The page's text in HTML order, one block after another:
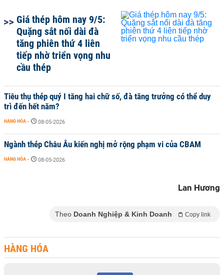
Giá thép hôm nay 9/5:
Quặng sắt nối dài đà
tăng phiên thứ 4 liên
tiếp nhờ triển vọng nhu
cầu thép
Tiêu thụ thép quý I tăng hai chữ số, đà tăng trưởng có thể duy
trì đến hết năm?
HÀNG HÓA - 08-05-2026
Ngành thép Châu Âu kiến nghị mở rộng phạm vi của CBAM
HÀNG HÓA - 08-05-2026
Lan Hương
Theo Doanh Nghiệp & Kinh Doanh Copy link
HÀNG HÓA